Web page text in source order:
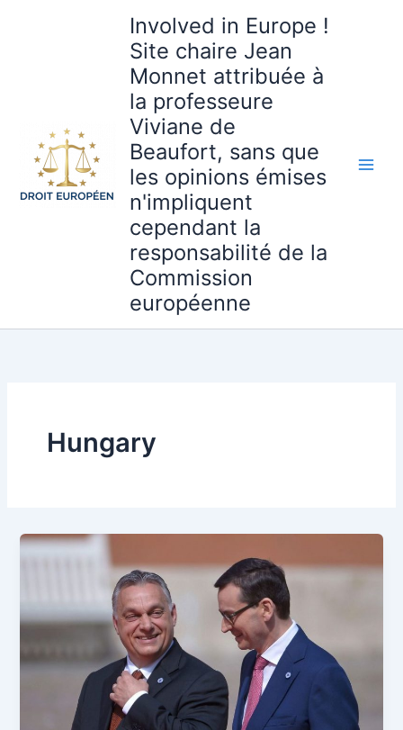
Involved in Europe !
Site chaire Jean
Monnet attribuée à
la professeure
Viviane de
Beaufort, sans que
les opinions émises
n'impliquent
cependant la
responsabilité de la
Commission
européenne
Hungary